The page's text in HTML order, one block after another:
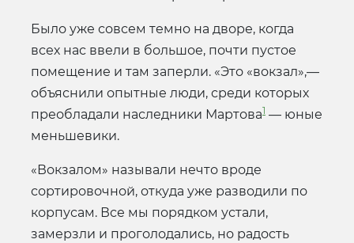
Было уже совсем темно на дворе, когда
всех нас ввели в большое, почти пустое
помещение и там заперли. «Это «вокзал»,—
объяснили опытные люди, среди которых
преобладали наследники Мартова1 — юные
меньшевики.
«Вокзалом» называли нечто вроде
сортировочной, откуда уже разводили по
корпусам. Все мы порядком устали,
замерзли и проголодались, но радость